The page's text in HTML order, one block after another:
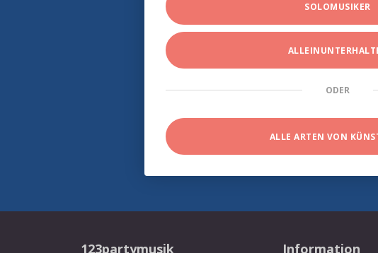
SOLOMUSIKER
ODER
ALLE ARTEN VON
123partymusik Information